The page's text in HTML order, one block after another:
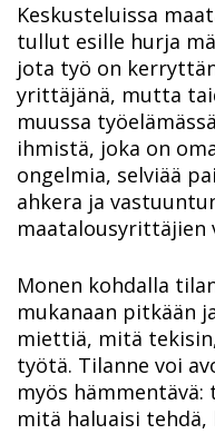
Keskusteluissa
tullut esille hurja
jota työ on
yrittäjänä, mutta
muussa
ihmistä, joka on
ongelmia, selviää
ahkera ja
maatalousyrittäjien
Monen kohdalla
mukanaan pitkään
miettiä, mitä
työtä. Tilanne voi
myös
mitä haluaisi